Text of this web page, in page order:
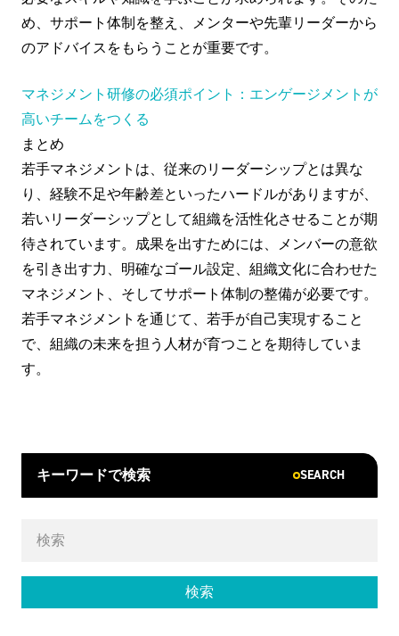
め、サポート体制を整え、メンターや先輩リーダーから
のアドバイスをもらうことが重要です。
マネジメント研修の必須ポイント：エンゲージメントが
高いチームをつくる
まとめ
若手マネジメントは、従来のリーダーシップとは異な
り、経験不足や年齢差といったハードルがありますが、
若いリーダーシップとして組織を活性化させることが期
待されています。成果を出すためには、メンバーの意欲
を引き出す力、明確なゴール設定、組織文化に合わせた
マネジメント、そしてサポート体制の整備が必要です。
若手マネジメントを通じて、若手が自己実現すること
で、組織の未来を担う人材が育つことを期待していま
す。
キーワードで検索 SEARCH